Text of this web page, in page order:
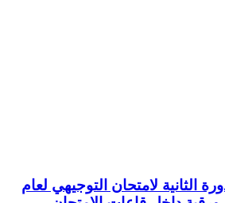
الثانية لامتحان التوجيهي لعام